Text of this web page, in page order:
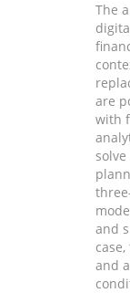
The
are
with
and
and